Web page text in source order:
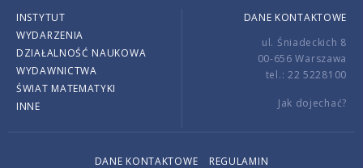
INSTYTUT
WYDARZENIA
DZIAŁALNOŚĆ NAUKOWA
WYDAWNICTWA
ŚWIAT MATEMATYKI
INNE
DANE KONTAKTOWE
ul. Śniadeckich 8
00-656 Warszawa
tel.: 22 5228100
Jak dojechać?
DANE KONTAKTOWE REGULAMIN